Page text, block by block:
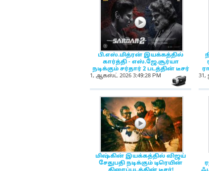
NewsIcon
பி.எஸ்​.மித்​ரன் இயக்​கத்தில்
கார்த்தி - எஸ்​.ஜே.சூர்​யா
நடிக்கும் சர்தார் 2 படத்தின் டீசர்
1, ஆகஸ்ட் 2026 3:49:28 PM
31,
NewsIcon
மிஷ்கின் இயக்கத்தில் விஜய்
சேதுபதி நடிக்கும் டிரெயின்